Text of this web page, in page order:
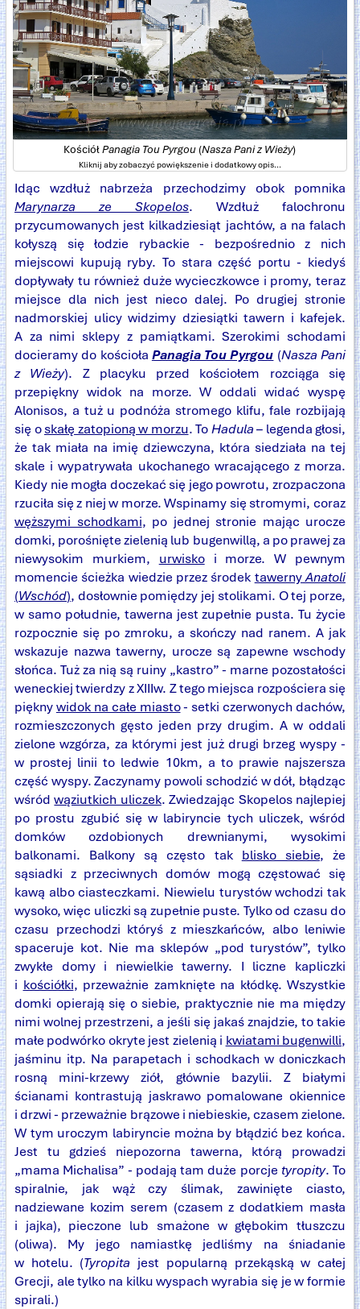
KościółPanagia Tou Pyrgou (Nasza Pani z Wieży)
Kliknij aby zobaczyć powiększenie i dodatkowy opis...
Idąc wzdłuż nabrzeża przechodzimy obok pomnika
Marynarza ze Skopelos. Wzdłuż falochronu
przycumowanych jest kilkadziesiąt jachtów, a na falach
kołyszą się łodzie rybackie - bezpośrednio z nich
miejscowi kupują ryby. To stara część portu - kiedyś
dopływały tu również duże wycieczkowce i promy, teraz
miejsce dla nich jest nieco dalej. Po drugiej stronie
nadmorskiej ulicy widzimy dziesiątki tawern i kafejek.
A za nimi sklepy z pamiątkami. Szerokimi schodami
docieramy do kościoła Panagia Tou Pyrgou (Nasza Pani
z Wieży). Z placyku przed kościołem rozciąga się
przepiękny widok na morze. W oddali widać wyspę
Alonisos, a tuż u podnóża stromego klifu, fale rozbijają
się oskałę zatopioną w morzu. ToHadula– legenda głosi,
że tak miała na imię dziewczyna, która siedziała na tej
skale i wypatrywała ukochanego wracającego z morza.
Kiedy nie mogła doczekać się jego powrotu, zrozpaczona
rzuciła się z niej w morze. Wspinamy się stromymi, coraz
węższymi schodkami, po jednej stronie mając urocze
domki, porośnięte zielenią lub bugenwillą, a po prawej za
niewysokim murkiem, urwiskoi morze. W pewnym
momencie ścieżka wiedzie przez środek tawernyAnatoli
(Wschód), dosłownie pomiędzy jej stolikami. O tej porze,
w samo południe, tawerna jest zupełnie pusta. Tu życie
rozpocznie się po zmroku, a skończy nad ranem. A jak
wskazuje nazwa tawerny, urocze są zapewne wschody
słońca. Tuż za nią są ruiny „kastro” - marne pozostałości
weneckiej twierdzy z XIIIw. Z tego miejsca rozpościera się
pięknywidok na całe miasto- setki czerwonych dachów,
rozmieszczonych gęsto jeden przy drugim. A w oddali
zielone wzgórza, za którymi jest już drugi brzeg wyspy -
w prostej linii to ledwie 10km, a to prawie najszersza
część wyspy. Zaczynamy powoli schodzić w dół, błądząc
wśródwąziutkich uliczek. Zwiedzając Skopelos najlepiej
po prostu zgubić się w labiryncie tych uliczek, wśród
domków ozdobionych drewnianymi, wysokimi
balkonami. Balkony są często tak blisko siebie, że
sąsiadki z przeciwnych domów mogą częstować się
kawą albo ciasteczkami. Niewielu turystów wchodzi tak
wysoko, więc uliczki są zupełnie puste. Tylko od czasu do
czasu przechodzi któryś z mieszkańców, albo leniwie
spaceruje kot. Nie ma sklepów „pod turystów”, tylko
zwykłe domy i niewielkie tawerny. I liczne kapliczki
i kościółki, przeważnie zamknięte na kłódkę. Wszystkie
domki opierają się o siebie, praktycznie nie ma między
nimi wolnej przestrzeni, a jeśli się jakaś znajdzie, to takie
małe podwórko okryte jest zielenią i kwiatami bugenwilli,
jaśminu itp. Na parapetach i schodkach w doniczkach
rosną mini-krzewy ziół, głównie bazylii. Z białymi
ścianami kontrastują jaskrawo pomalowane okiennice
i drzwi - przeważnie brązowe i niebieskie, czasem zielone.
W tym uroczym labiryncie można by błądzić bez końca.
Jest tu gdzieś niepozorna tawerna, którą prowadzi
„mama Michalisa” - podają tam duże porcje tyropity. To
spiralnie, jak wąż czy ślimak, zawinięte ciasto,
nadziewane kozim serem (czasem z dodatkiem masła
i jajka), pieczone lub smażone w głębokim tłuszczu
(oliwa). My jego namiastkę jedliśmy na śniadanie
w hotelu. (Tyropita jest popularną przekąską w całej
Grecji, ale tylko na kilku wyspach wyrabia się je w formie
spirali.)